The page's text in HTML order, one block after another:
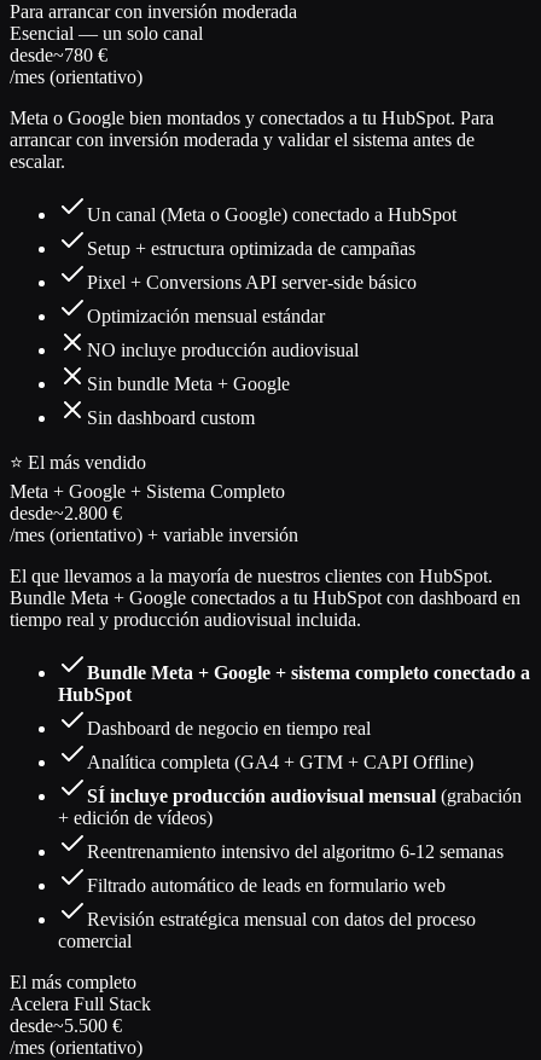
Para arrancar con inversión moderada
Esencial — un solo canal
desde~780 €
/mes (orientativo)
Meta o Google bien montados y conectados a tu HubSpot. Para
arrancar con inversión moderada y validar el sistema antes de
escalar.
Un canal (Meta o Google) conectado a HubSpot
Setup + estructura optimizada de campañas
Pixel + Conversions API server-side básico
Optimización mensual estándar
NO incluye producción audiovisual
Sin bundle Meta + Google
Sin dashboard custom
⭐ El más vendido
Meta + Google + Sistema Completo
desde~2.800 €
/mes (orientativo) + variable inversión
El que llevamos a la mayoría de nuestros clientes con HubSpot.
Bundle Meta + Google conectados a tu HubSpot con dashboard en
tiempo real y producción audiovisual incluida.
Bundle Meta + Google + sistema completo conectado a
HubSpot
Dashboard de negocio en tiempo real
Analítica completa (GA4 + GTM + CAPI Offline)
SÍ incluye producción audiovisual mensual (grabación
+ edición de vídeos)
Reentrenamiento intensivo del algoritmo 6-12 semanas
Filtrado automático de leads en formulario web
Revisión estratégica mensual con datos del proceso
comercial
El más completo
Acelera Full Stack
desde~5.500 €
/mes (orientativo)